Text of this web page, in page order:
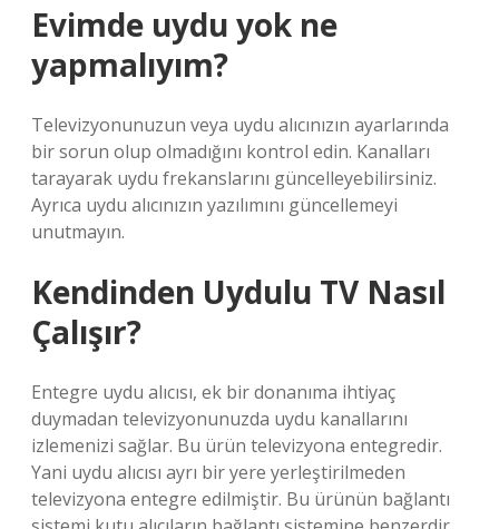
Evimde uydu yok ne
yapmalıyım?
Televizyonunuzun veya uydu alıcınızın ayarlarında
bir sorun olup olmadığını kontrol edin. Kanalları
tarayarak uydu frekanslarını güncelleyebilirsiniz.
Ayrıca uydu alıcınızın yazılımını güncellemeyi
unutmayın.
Kendinden Uydulu TV Nasıl
Çalışır?
Entegre uydu alıcısı, ek bir donanıma ihtiyaç
duymadan televizyonunuzda uydu kanallarını
izlemenizi sağlar. Bu ürün televizyona entegredir.
Yani uydu alıcısı ayrı bir yere yerleştirilmeden
televizyona entegre edilmiştir. Bu ürünün bağlantı